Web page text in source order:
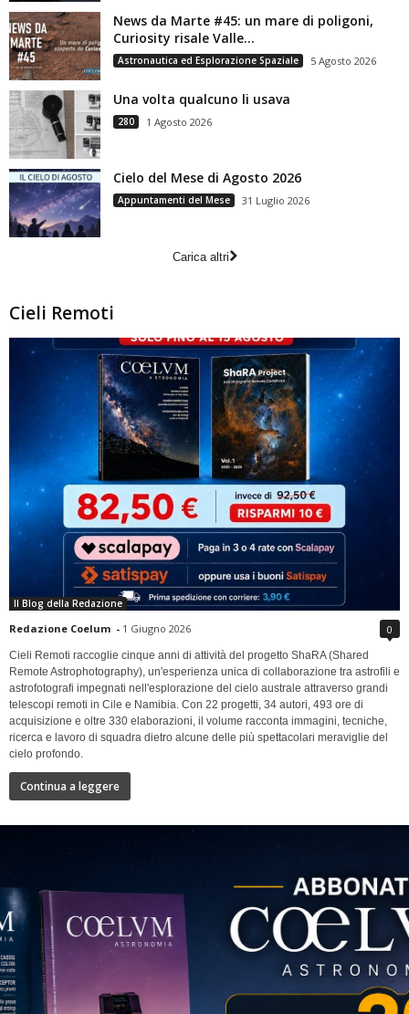
News da Marte #45: un mare di poligoni,
Curiosity risale Valle...
Astronautica ed Esplorazione Spaziale 5 Agosto 2026
Una volta qualcuno li usava
280 1 Agosto 2026
Cielo del Mese di Agosto 2026
Appuntamenti del Mese 31 Luglio 2026
Carica altri
Cieli Remoti
Il Blog della Redazione
Redazione Coelum - 1 Giugno 2026 0
Cieli Remoti raccoglie cinque anni di attività del progetto ShaRA (Shared
Remote Astrophotography), un'esperienza unica di collaborazione tra astrofili e
astrofotografi impegnati nell'esplorazione del cielo australe attraverso grandi
telescopi remoti in Cile e Namibia. Con 22 progetti, 34 autori, 493 ore di
acquisizione e oltre 330 elaborazioni, il volume racconta immagini, tecniche,
ricerca e lavoro di squadra dietro alcune delle più spettacolari meraviglie del
cielo profondo.
Continua a leggere